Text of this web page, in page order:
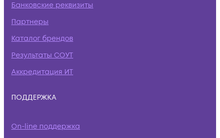
Банковские реквизиты
Партнеры
Каталог брендов
Результаты СОУТ
Аккредитация ИТ
ПОДДЕРЖКА
On-line поддержка